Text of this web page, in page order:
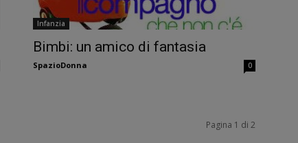
Infanzia
Bimbi: un amico di fantasia
SpazioDonna 0
Pagina 1 di 2